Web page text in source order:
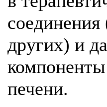
других) и
печени.